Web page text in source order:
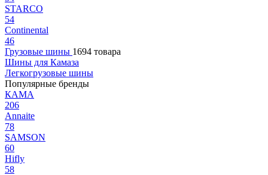
STARCO
54
Continental
46
Грузовые шины 1694 товара
Шины для Камаза
Легкогрузовые шины
Популярные бренды
КАМА
206
Annaite
78
SAMSON
60
Hifly
58